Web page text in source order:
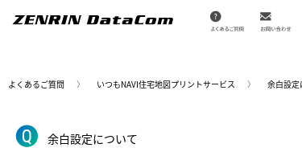
イ
ン
よくあるご質問 いつもNAVI住宅地図プリントサービス 余白設定
余白設定について